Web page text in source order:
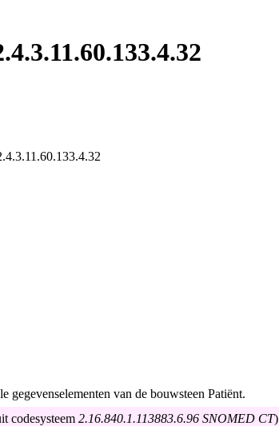
gegevenselementen van de bouwsteen Patiënt.
codesysteem 2.16.840.1.113883.6.96 SNOMED CT)